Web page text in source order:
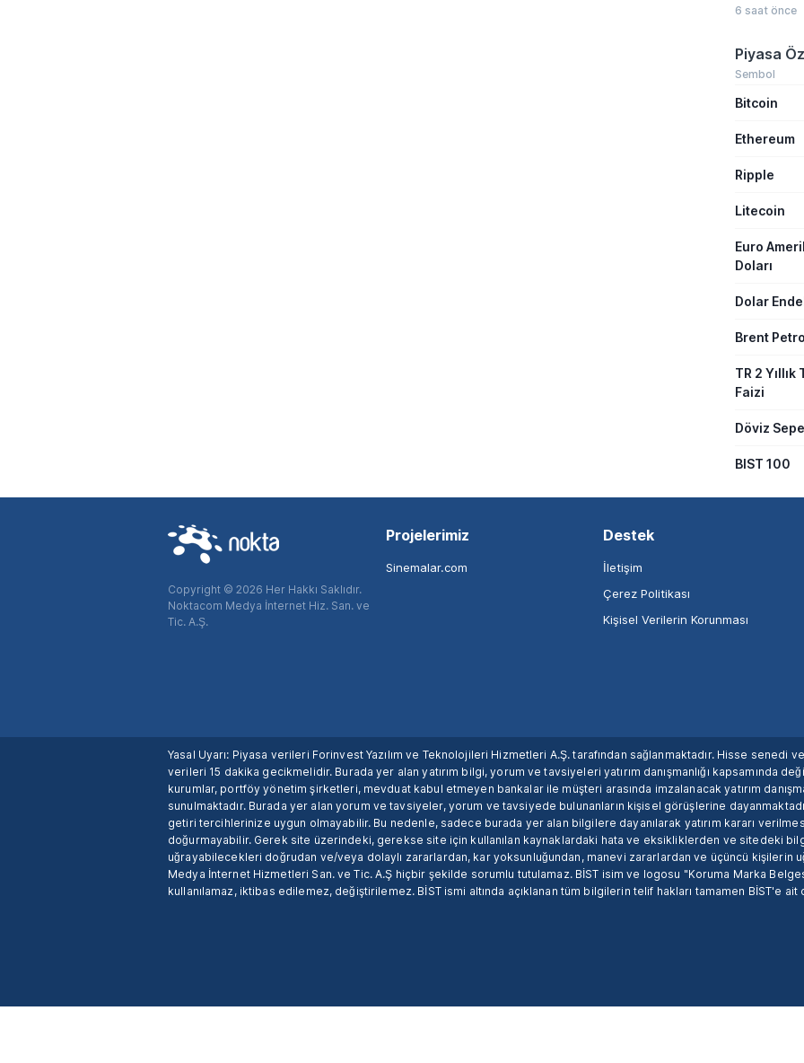
farklı
birliklerini
Şirketlerin
veriler
üretim
6 saat önce
Piyasa
Sembol
Bitcoin
Ethereum
Ripple
Litecoin
Euro
Doları
Dolar
Brent
TR 2 Yıllık
Faizi
Döviz
BIST 100
Copyright © 2026 Her Hakkı Saklıdır.
Noktacom Medya İnternet Hiz. San. ve
Tic. A.Ş.
Projelerimiz
Sinemalar.com
Destek
İletişim
Çerez Politikası
Kişisel Verilerin Korunması
Yasal Uyarı: Piyasa verileri Forinvest Yazılım ve Teknolojileri Hizmetleri A.Ş. tarafından sağlanmaktadır. Hisse senedi
verileri 15 dakika gecikmelidir. Burada yer alan yatırım bilgi, yorum ve tavsiyeleri yatırım danışmanlığı kapsamında
kurumlar, portföy yönetim şirketleri, mevduat kabul etmeyen bankalar ile müşteri arasında imzalanacak yatırım
sunulmaktadır. Burada yer alan yorum ve tavsiyeler, yorum ve tavsiyede bulunanların kişisel görüşlerine
getiri tercihlerinize uygun olmayabilir. Bu nedenle, sadece burada yer alan bilgilere dayanılarak yatırım kararı
doğurmayabilir. Gerek site üzerindeki, gerekse site için kullanılan kaynaklardaki hata ve eksikliklerden ve sitedeki
uğrayabilecekleri doğrudan ve/veya dolaylı zararlardan, kar yoksunluğundan, manevi zararlardan ve üçüncü kişilerin
Medya İnternet Hizmetleri San. ve Tic. A.Ş hiçbir şekilde sorumlu tutulamaz. BİST isim ve logosu "Koruma Marka
kullanılamaz, iktibas edilemez, değiştirilemez. BİST ismi altında açıklanan tüm bilgilerin telif hakları tamamen BİST'e ait